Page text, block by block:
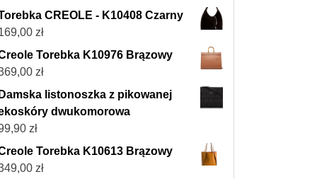
CREOLE - K10408 Czarny
zł
Torebka K10976 Brązowy
zł
Damska listonoszka z pikowanej
dwukomorowa
zł
Torebka K10613 Brązowy
zł